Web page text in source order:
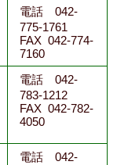
電話 042-
775-1761
FAX 042-774-
7160
電話 042-
783-1212
FAX 042-782-
4050
電話 042-